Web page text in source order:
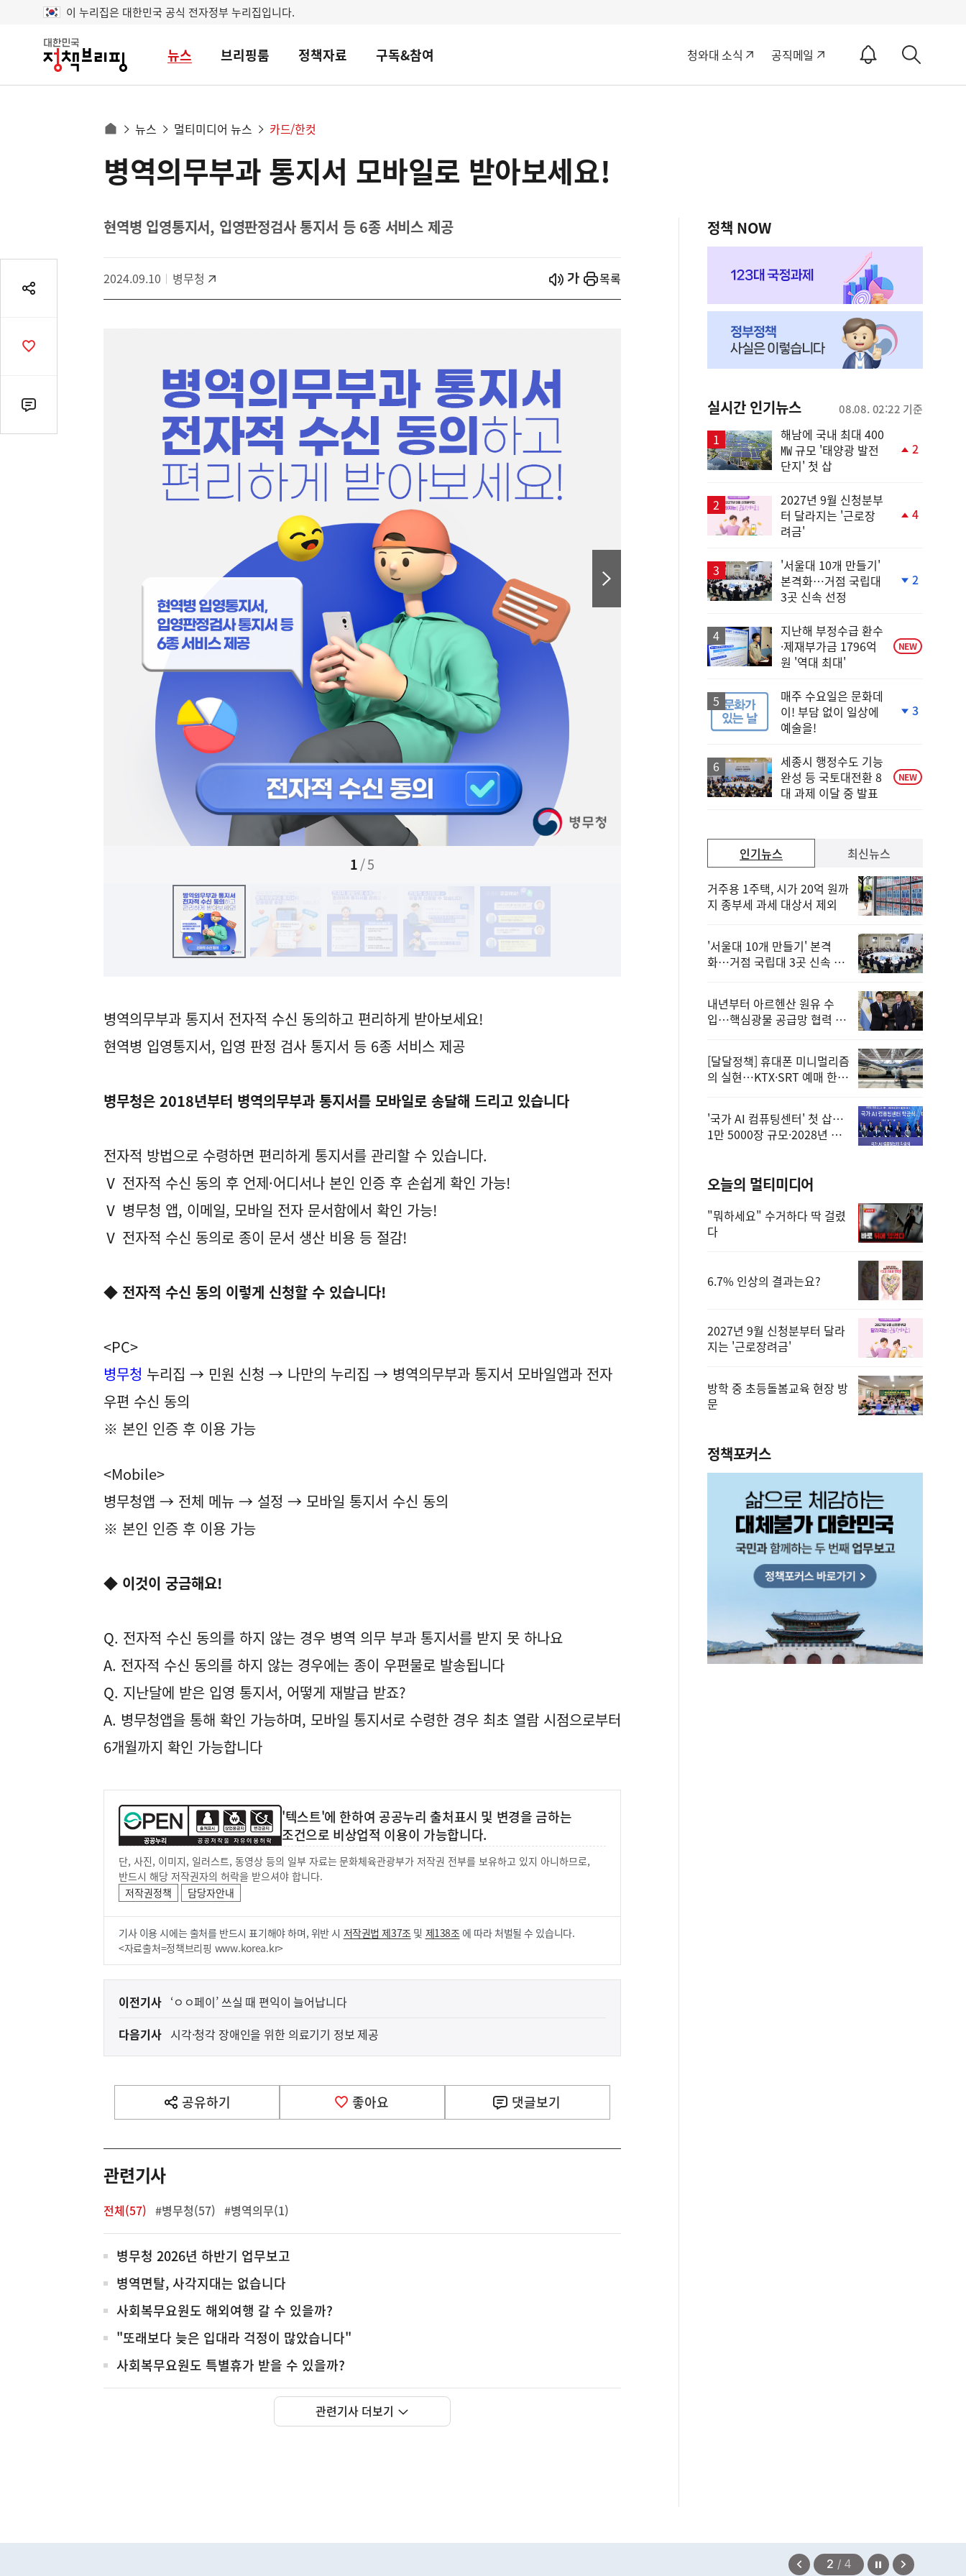
이 누리집은 대한민국 공식 전자정부 누리집입니다.
대
민
뉴스 브리핑룸 정책자료 구독&참여 청와대 소식 공직메일
알
ON
세
로
으
로
뉴스 멀티미디어 뉴스 카드/한컷
공
기
공
댓
글
병역의무부과 통지서 모바일로 받아보세요!
현역병 입영통지서, 입영판정검사 통지서 등 6종 서비스 제공
2024.09.10 병무청 시작
열기 목록
1/5
병역의무부과 통지서 전자적 수신 동의하고 편리하게 받아보세요!
현역병 입영통지서, 입영 판정 검사 통지서 등 6종 서비스 제공
병무청은 2018년부터 병역의무부과 통지서를 모바일로 송달해 드리고 있습니다
전자적 방법으로 수령하면 편리하게 통지서를 관리할 수 있습니다.
Ⅴ 전자적 수신 동의 후 언제·어디서나 본인 인증 후 손쉽게 확인 가능!
Ⅴ 병무청 앱, 이메일, 모바일 전자 문서함에서 확인 가능!
Ⅴ 전자적 수신 동의로 종이 문서 생산 비용 등 절감!
◆ 전자적 수신 동의 이렇게 신청할 수 있습니다!
<PC>
병무청 누리집 → 민원 신청 → 나만의 누리집 → 병역의무부과 통지서 모바일앱과 전자
우편 수신 동의
※ 본인 인증 후 이용 가능
<Mobile>
병무청앱 → 전체 메뉴 → 설정 → 모바일 통지서 수신 동의
※ 본인 인증 후 이용 가능
◆ 이것이 궁금해요!
Q. 전자적 수신 동의를 하지 않는 경우 병역 의무 부과 통지서를 받지 못 하나요
A. 전자적 수신 동의를 하지 않는 경우에는 종이 우편물로 발송됩니다
Q. 지난달에 받은 입영 통지서, 어떻게 재발급 받죠?
A. 병무청앱을 통해 확인 가능하며, 모바일 통지서로 수령한 경우 최초 열람 시점으로부터
6개월까지 확인 가능합니다
'텍스트'에 한하여 공공누리 출처표시 및 변경을 금하는
조건으로 비상업적 이용이 가능합니다.
단, 사진, 이미지, 일러스트, 동영상 등의 일부 자료는 문화체육관광부가 저작권 전부를 보유하고 있지 아니하므로,
반드시 해당 저작권자의 허락을 받으셔야 합니다.
저작권정책
담당자안내
기사 이용 시에는 출처를 반드시 표기해야 하며, 위반 시 저작권법 제37조및 제138조에 따라 처벌될 수 있습니다.
<자료출처=정책브리핑 www.korea.kr>
이
다
음
기
영
역
이전기사 ‘ㅇㅇ페이’ 쓰실 때 편익이 늘어납니다
다음기사 시각·청각 장애인을 위한 의료기기 정보 제공
공유하기
열
기
좋아요 댓글보기
관련기사
전체(57) #병무청(57) #병역의무(1)
전
체
병무청 2026년 하반기 업무보고
병역면탈, 사각지대는 없습니다
사회복무요원도 해외여행 갈 수 있을까?
"또래보다 늦은 입대라 걱정이 많았습니다"
사회복무요원도 특별휴가 받을 수 있을까?
관련기사 더보기
정책 NOW
실시간 인기뉴스 08.08. 02:22 기준
해남에 국내 최대 400
㎿ 규모 '태양광 발전
단지' 첫 삽
2
2027년 9월 신청분부
터 달라지는 '근로장
려금'
4
'서울대 10개 만들기'
본격화…거점 국립대
3곳 신속 선정
2
지난해 부정수급 환수
·제재부가금 1796억
원 '역대 최대'
NEW
매주 수요일은 문화데
이! 부담 없이 일상에
예술을!
3
세종시 행정수도 기능
완성 등 국토대전환 8
대 과제 이달 중 발표
NEW
인기뉴스
거주용 1주택, 시가 20억 원까
지 종부세 과세 대상서 제외
'서울대 10개 만들기' 본격
화…거점 국립대 3곳 신속 선
내년부터 아르헨산 원유 수
입…핵심광물 공급망 협력 체
[달달정책] 휴대폰 미니멀리즘
의 실현…KTX·SRT 예매 한
'국가 AI 컴퓨팅센터' 첫 삽…
1만 5000장 규모·2028년 완
최신뉴스
오늘의 멀티미디어
"뭐하세요" 수거하다 딱 걸렸
다
6.7% 인상의 결과는요?
2027년 9월 신청분부터 달라
지는 '근로장려금'
방학 중 초등돌봄교육 현장 방
문
정책포커스
이
2 / 4
정지
다